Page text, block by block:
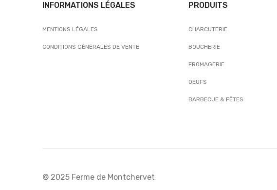
INFORMATIONS LÉGALES
MENTIONS LÉGALES
CONDITIONS GÉNÉRALES DE VENTE
PRODUITS
CHARCUTERIE
BOUCHERIE
FROMAGERIE
OEUFS
BARBECUE & FÊTES
© 2025 Ferme de Montchervet